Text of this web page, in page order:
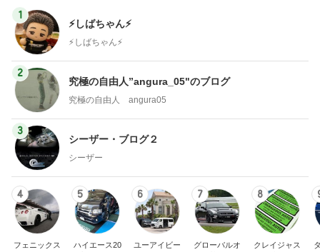
1
⚡️しばちゃん⚡
⚡️しばちゃん⚡️
2
究極の自由人”angura_05"のブログ
究極の自由人 angura05
3
シーザー・ブログ２
シーザー
4
フェニックス
5
ハイエース20
6
ユーアイビー
7
グローバルオ
8
クレイジャス